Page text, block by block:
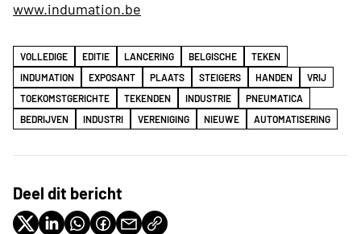
www.indumation.be
VOLLEDIGE EDITIE LANCERING BELGISCHE
TEKEN
INDUMATION
EXPOSANT PLAATS STEIGERS HANDEN
VRIJ
TOEKOMSTGERICHTE
TEKENDEN INDUSTRIE
PNEUMATICA
BEDRIJVEN
INDUSTRI VERENIGING NIEUWE AUTOMATISERING
Deel dit bericht